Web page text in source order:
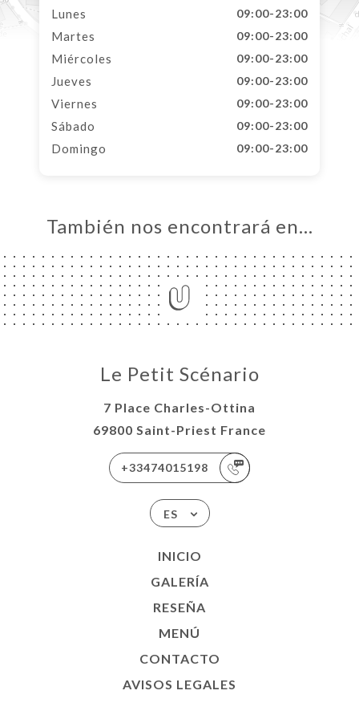
Lunes 09:00-23:00
Martes 09:00-23:00
Miércoles 09:00-23:00
Jueves 09:00-23:00
Viernes 09:00-23:00
Sábado 09:00-23:00
Domingo 09:00-23:00
También nos encontrará en…
Le Petit Scénario
7 Place Charles-Ottina
69800 Saint-Priest France
+33474015198
ES
INICIO
GALERÍA
RESEÑA
MENÚ
CONTACTO
AVISOS LEGALES